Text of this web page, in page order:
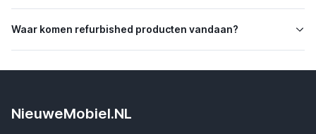
Waar komen refurbished producten vandaan?
NieuweMobiel.NL